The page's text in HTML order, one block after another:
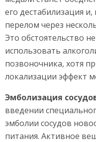
его дестабилизация и,
перелом через
Это обстоятельство
использовать
позвоночника, хотя
локализации эффект
Эмболизация
введении
эмболии сосудов
питания. Активное